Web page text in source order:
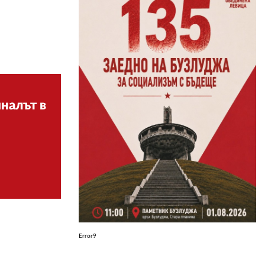
в
Error9
АВТОРИ
РЕДАКЦИЯ
РЕКЛАМА
АБОНАМЕНТ
УСЛОВИЯ ЗА ПОЛЗВАНЕ
ПОЛИТИКА ЗА БИСКВИТКИТЕ
ПОЛИТИКАТА ЗА